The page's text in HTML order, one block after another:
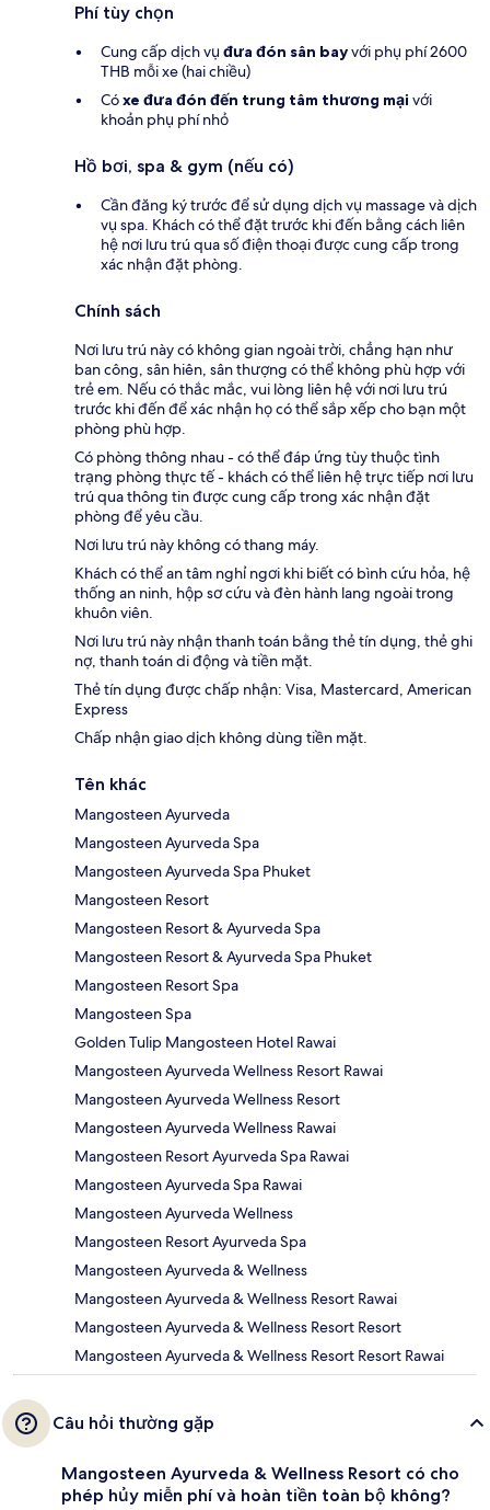
Phí tùy chọn
Cung cấp dịch vụ đưa đón sân bayvới phụ phí 2600
THB mỗi xe (hai chiều)
Cóxe đưa đón đến trung tâm thương mại với
khoản phụ phí nhỏ
Hồ bơi, spa & gym (nếu có)
Cần đăng ký trước để sử dụng dịch vụ massage và dịch
vụ spa. Khách có thể đặt trước khi đến bằng cách liên
hệ nơi lưu trú qua số điện thoại được cung cấp trong
xác nhận đặt phòng.
Chính sách
Nơi lưu trú này có không gian ngoài trời, chẳng hạn như
ban công, sân hiên, sân thượng có thể không phù hợp với
trẻ em. Nếu có thắc mắc, vui lòng liên hệ với nơi lưu trú
trước khi đến để xác nhận họ có thể sắp xếp cho bạn một
phòng phù hợp.
Có phòng thông nhau - có thể đáp ứng tùy thuộc tình
trạng phòng thực tế - khách có thể liên hệ trực tiếp nơi lưu
trú qua thông tin được cung cấp trong xác nhận đặt
phòng để yêu cầu.
Nơi lưu trú này không có thang máy.
Khách có thể an tâm nghỉ ngơi khi biết có bình cứu hỏa, hệ
thống an ninh, hộp sơ cứu và đèn hành lang ngoài trong
khuôn viên.
Nơi lưu trú này nhận thanh toán bằng thẻ tín dụng, thẻ ghi
nợ, thanh toán di động và tiền mặt.
Thẻ tín dụng được chấp nhận: Visa, Mastercard, American
Express
Chấp nhận giao dịch không dùng tiền mặt.
Tên khác
Mangosteen Ayurveda
Mangosteen Ayurveda Spa
Mangosteen Ayurveda Spa Phuket
Mangosteen Resort
Mangosteen Resort & Ayurveda Spa
Mangosteen Resort & Ayurveda Spa Phuket
Mangosteen Resort Spa
Mangosteen Spa
Golden Tulip Mangosteen Hotel Rawai
Mangosteen Ayurveda Wellness Resort Rawai
Mangosteen Ayurveda Wellness Resort
Mangosteen Ayurveda Wellness Rawai
Mangosteen Resort Ayurveda Spa Rawai
Mangosteen Ayurveda Spa Rawai
Mangosteen Ayurveda Wellness
Mangosteen Resort Ayurveda Spa
Mangosteen Ayurveda & Wellness
Mangosteen Ayurveda & Wellness Resort Rawai
Mangosteen Ayurveda & Wellness Resort Resort
Mangosteen Ayurveda & Wellness Resort Resort Rawai
Câu hỏi thường gặp
Mangosteen Ayurveda & Wellness Resort có cho
phép hủy miễn phí và hoàn tiền toàn bộ không?